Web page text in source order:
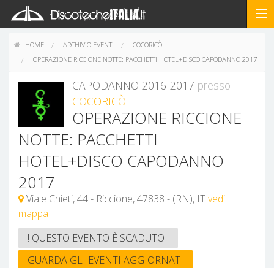
HOME ARCHIVIO EVENTI
COCORICÒ
OPERAZIONE RICCIONE NOTTE: PACCHETTI HOTEL+DISCO CAPODANNO 2017
CAPODANNO 2016-2017 presso
COCORICÒ
OPERAZIONE RICCIONE
NOTTE: PACCHETTI
HOTEL+DISCO CAPODANNO
2017
Viale Chieti, 44 - Riccione, 47838 - (RN), ITvedi
mappa
! QUESTO EVENTO È SCADUTO !
GUARDA GLI EVENTI AGGIORNATI